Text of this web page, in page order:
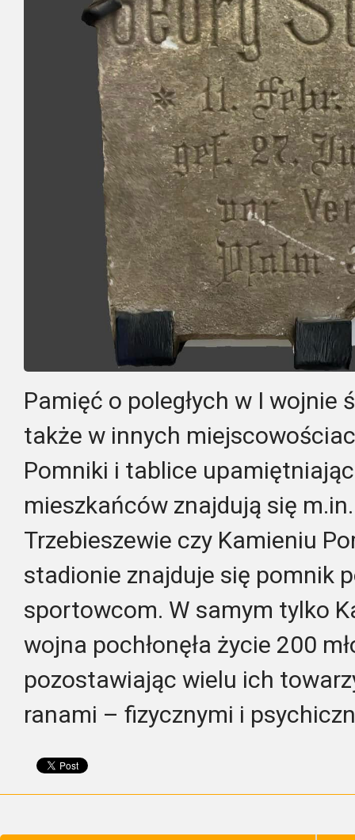
Pamięć o poległych w I wojnie
także w innych
Pomniki i tablice
mieszkańców znajdują się
Trzebieszewie czy Kamieniu
stadionie znajduje się pomnik
sportowcom. W samym tylko
wojna pochłonęła życie 200
pozostawiając wielu ich
ranami – fizycznymi i